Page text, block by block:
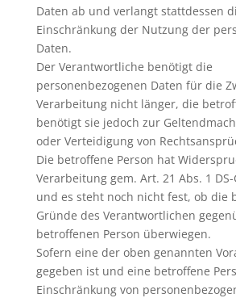
Daten ab und verlangt stattdessen
Einschränkung der Nutzung der
Daten.
Der Verantwortliche benötigt die
personenbezogenen Daten für die
Verarbeitung nicht länger, die
benötigt sie jedoch zur
oder Verteidigung von
Die betroffene Person hat
Verarbeitung gem. Art. 21 Abs. 1
und es steht noch nicht fest, ob die
Gründe des Verantwortlichen
betroffenen Person überwiegen.
Sofern eine der oben genannten
gegeben ist und eine betroffene
Einschränkung von